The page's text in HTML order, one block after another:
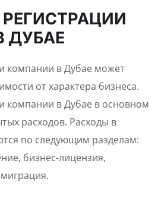
ДУБАЕ
компании в Дубае может
от характера бизнеса.
компании в Дубае в основном
расходов. Расходы в
по следующим разделам:
бизнес-лицензия,